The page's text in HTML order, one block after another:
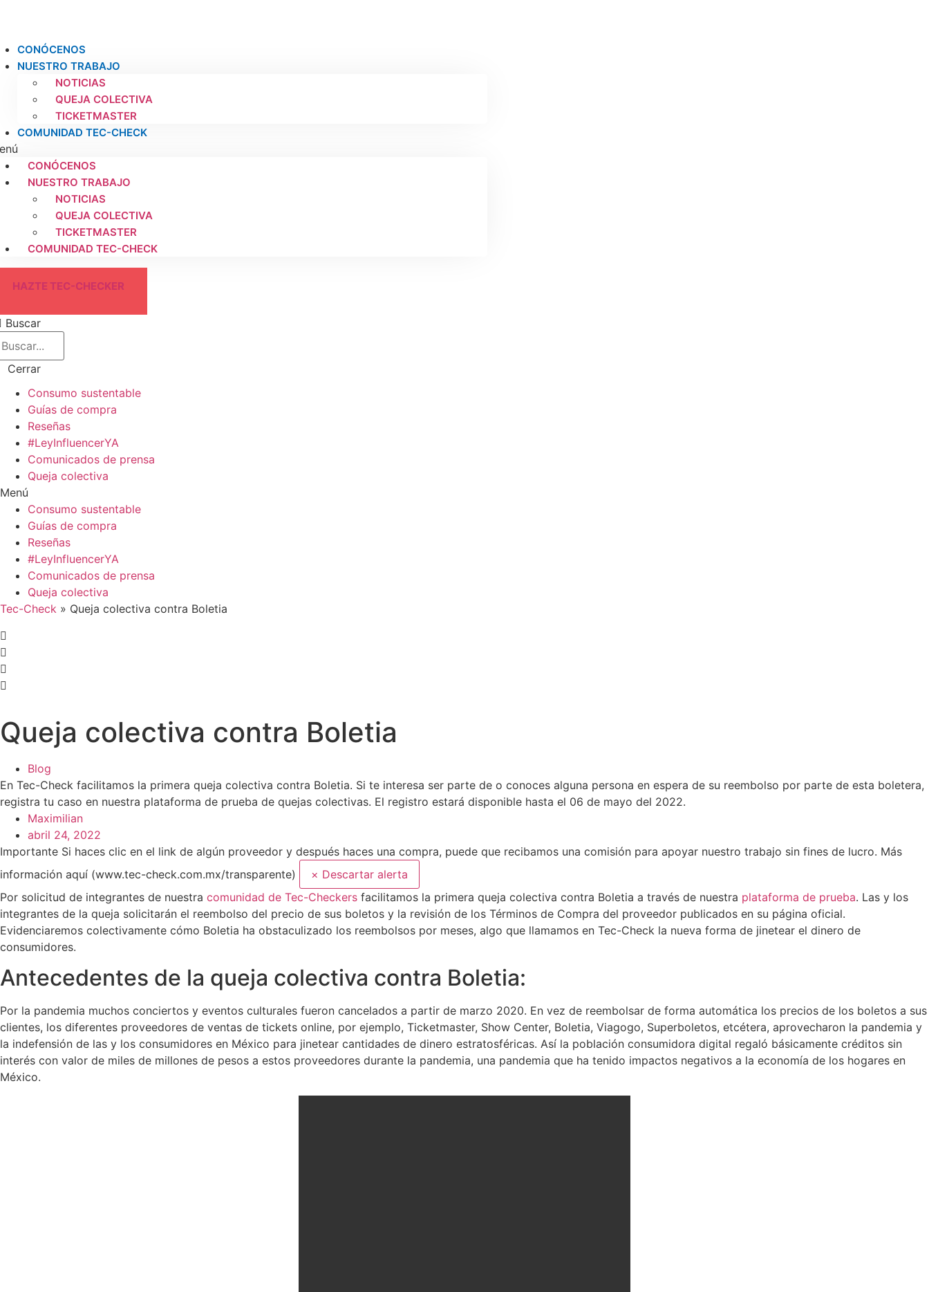
contenido
CONÓCENOS
NUESTRO TRABAJO
NOTICIAS
QUEJA COLECTIVA
TICKETMASTER
COMUNIDAD TEC-CHECK
CONÓCENOS
NUESTRO TRABAJO
NOTICIAS
QUEJA COLECTIVA
TICKETMASTER
COMUNIDAD TEC-CHECK
HAZTE TEC-CHECKER
Buscar
Cerrar
Consumo sustentable
Guías de compra
Reseñas
#LeyInfluencerYA
Comunicados de prensa
Queja colectiva
Menú
Consumo sustentable
Guías de compra
Reseñas
#LeyInfluencerYA
Comunicados de prensa
Queja colectiva
Tec-Check » Queja colectiva contra Boletia
Queja colectiva contra Boletia
Blog
En Tec-Check facilitamos la primera queja colectiva contra Boletia. Si te interesa ser parte de o conoces alguna persona en espera de su reembolso por parte de esta boletera,
registra tu caso en nuestra plataforma de prueba de quejas colectivas. El registro estará disponible hasta el 06 de mayo del 2022.
Maximilian
abril 24, 2022
Importante Si haces clic en el link de algún proveedor y después haces una compra, puede que recibamos una comisión para apoyar nuestro trabajo sin fines de lucro. Más
información aquí (www.tec-check.com.mx/transparente)
× Descartar alerta
Por solicitud de integrantes de nuestra comunidad de Tec-Checkers facilitamos la primera queja colectiva contra Boletia a través de nuestra plataforma de prueba. Las y los
integrantes de la queja solicitarán el reembolso del precio de sus boletos y la revisión de los Términos de Compra del proveedor publicados en su página oficial.
Evidenciaremos colectivamente cómo Boletia ha obstaculizado los reembolsos por meses, algo que llamamos en Tec-Check la nueva forma de jinetear el dinero de
consumidores.
Antecedentes de la queja colectiva contra Boletia:
Por la pandemia muchos conciertos y eventos culturales fueron cancelados a partir de marzo 2020. En vez de reembolsar de forma automática los precios de los boletos a sus
clientes, los diferentes proveedores de ventas de tickets online, por ejemplo, Ticketmaster, Show Center, Boletia, Viagogo, Superboletos, etcétera, aprovecharon la pandemia y
la indefensión de las y los consumidores en México para jinetear cantidades de dinero estratosféricas. Así la población consumidora digital regaló básicamente créditos sin
interés con valor de miles de millones de pesos a estos proveedores durante la pandemia, una pandemia que ha tenido impactos negativos a la economía de los hogares en
México.